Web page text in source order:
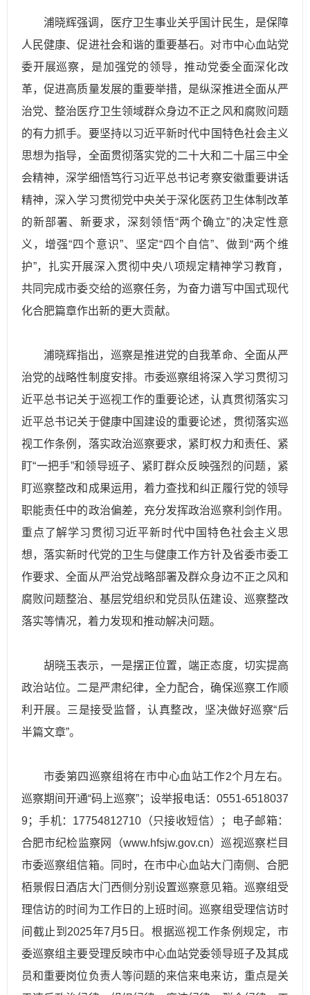
浦晓辉强调，医疗卫生事业关乎国计民生，是保障
人民健康、促进社会和谐的重要基石。对市中心血站党
委开展巡察，是加强党的领导，推动党委全面深化改
革，促进高质量发展的重要举措，是纵深推进全面从严
治党、整治医疗卫生领域群众身边不正之风和腐败问题
的有力抓手。要坚持以习近平新时代中国特色社会主义
思想为指导，全面贯彻落实党的二十大和二十届三中全
会精神，深学细悟笃行习近平总书记考察安徽重要讲话
精神，深入学习贯彻党中央关于深化医药卫生体制改革
的新部署、新要求，深刻领悟“两个确立”的决定性意
义，增强“四个意识”、坚定“四个自信”、做到 “两个维
护”，扎实开展深入贯彻中央八项规定精神学习教育，
共同完成市委交给的巡察任务，为奋力谱写中国式现代
化合肥篇章作出新的更大贡献。
浦晓辉指出，巡察是推进党的自我革命、全面从严
治党的战略性制度安排。市委巡察组将深入学习贯彻习
近平总书记关于巡视工作的重要论述，认真贯彻落实习
近平总书记关于健康中国建设的重要论述，贯彻落实巡
视工作条例，落实政治巡察要求，紧盯权力和责任、紧
盯“一把手”和领导班子、紧盯群众反映强烈的问题，紧
盯巡察整改和成果运用，着力查找和纠正履行党的领导
职能责任中的政治偏差，充分发挥政治巡察利剑作用。
重点了解学习贯彻习近平新时代中国特色社会主义 思
想，落实新时代党的卫生与健康工作方针及省委市委工
作要求、全面从严治党战略部署及群众身边不正之风和
腐败问题整治、基层党组织和党员队伍建设、巡察整改
落实等情况，着力发现和推动解决问题。
胡晓玉表示，一是摆正位置，端正态度，切实提高
政治站位。二是严肃纪律，全力配合，确保巡察工作顺
利开展。三是接受监督，认真整改，坚决做好巡察“后
半篇文章”。
市委第四巡察组将在市中心血站工作2个月左右。
巡察期间开通“码上巡察”；设举报电话：0551-6518037
9；手机：17754812710（只接收短信）；电子邮箱：
合肥市纪检监察网（www.hfsjw.gov.cn）巡视巡察栏目
市委巡察组信箱。同时，在市中心血站大门南侧、合肥
栢景假日酒店大门西侧分别设置巡察意见箱。巡察组受
理信访的时间为工作日的上班时间。巡察组受理信访时
间截止到2025年7月5日。根据巡视工作条例规定，市
委巡察组主要受理反映市中心血站党委领导班子及其成
员和重要岗位负责人等问题的来信来电来访，重点是关